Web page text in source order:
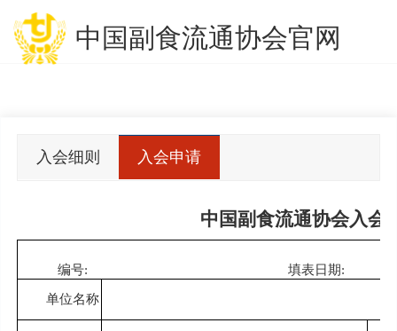
中国副食流通协会官网
入会细则 入会申请
中国副食流通协会入会
编号: 填表日期:
单位名称